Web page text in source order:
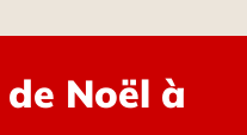
Noël à